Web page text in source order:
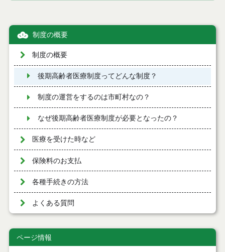
制度の概要
制度の概要
後期高齢者医療制度ってどんな制度？
制度の運営をするのは市町村なの？
なぜ後期高齢者医療制度が必要となったの？
医療を受けた時など
保険料のお支払
各種手続きの方法
よくある質問
ページ情報